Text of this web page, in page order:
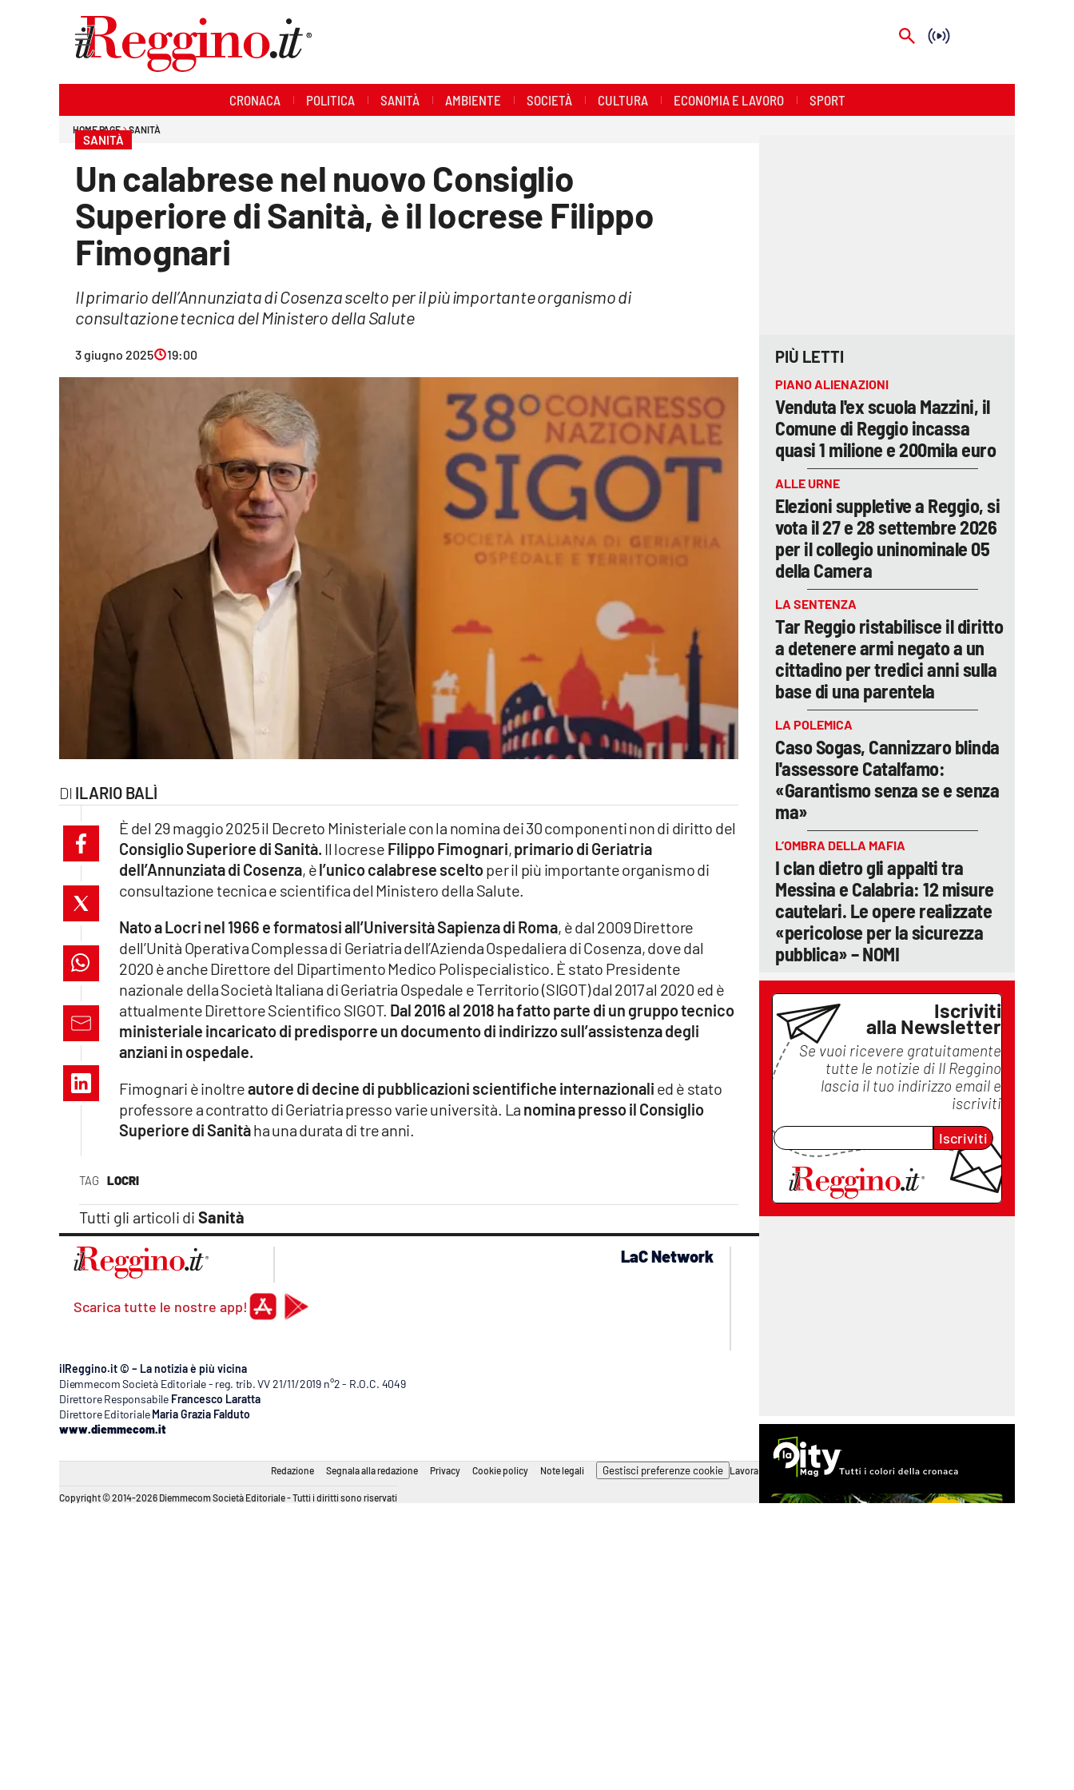
ilvibonese.it
catanzarochannel.it
lacapitalenews.it
CRONACA POLITICA SANITÀ AMBIENTE SOCIETÀ CULTURA ECONOMIA E LAVORO SPORT
HOME PAGE SANITÀ
SANITÀ
Un calabrese nel nuovo Consiglio
Superiore di Sanità, è il locrese Filippo
Fimognari
Il primario dell’Annunziata di Cosenza scelto per il più importante organismo di
consultazione tecnica del Ministero della Salute
3 giugno 2025 19:00
ILARIO BALÌ
TAG LOCRI
Tutti gli articoli di Sanità
È del 29 maggio 2025 il Decreto Ministeriale con la nomina dei 30 componenti non di diritto del
Consiglio Superiore di Sanità. Il locrese Filippo Fimognari,primario di Geriatria
dell’Annunziata di Cosenza, èl’unico calabrese sceltoper il più importante organismo di
consultazione tecnica e scientifica del Ministero della Salute.
Nato a Locri nel 1966 e formatosi all’Università Sapienza di Roma, è dal 2009 Direttore
dell’Unità Operativa Complessa di Geriatria dell’Azienda Ospedaliera di Cosenza, dove dal
2020 è anche Direttore del Dipartimento Medico Polispecialistico. È stato Presidente
nazionale della Società Italiana di Geriatria Ospedale e Territorio (SIGOT) dal 2017 al 2020 ed è
attualmente Direttore Scientifico SIGOT. Dal 2016 al 2018 ha fatto parte di un gruppo tecnico
ministeriale incaricato di predisporre un documento di indirizzo sull’assistenza degli
anziani in ospedale.
Fimognari è inoltreautore di decine di pubblicazioni scientifiche internazionali ed è stato
professore a contratto di Geriatria presso varie università. La nomina presso il Consiglio
Superiore di Sanitàha una durata di tre anni.
PIÙ LETTI
PIANO ALIENAZIONI
Venduta l'ex scuola Mazzini, il
Comune di Reggio incassa
quasi 1 milione e 200mila euro
ALLE URNE
Elezioni suppletive a Reggio, si
vota il 27 e 28 settembre 2026
per il collegio uninominale 05
della Camera
LA SENTENZA
Tar Reggio ristabilisce il diritto
a detenere armi negato a un
cittadino per tredici anni sulla
base di una parentela
LA POLEMICA
Caso Sogas, Cannizzaro blinda
l'assessore Catalfamo:
«Garantismo senza se e senza
ma»
L’OMBRA DELLA MAFIA
I clan dietro gli appalti tra
Messina e Calabria: 12 misure
cautelari. Le opere realizzate
«pericolose per la sicurezza
pubblica» – NOMI
Iscriviti
alla Newsletter
Se vuoi ricevere gratuitamente
tutte le notizie di Il Reggino
lascia il tuo indirizzo email e
iscriviti
Iscriviti
Scarica tutte le nostre app!
LaC Network
ilReggino.it © – La notizia è più vicina
Diemmecom Società Editoriale - reg. trib. VV 21/11/2019 n°2 - R.O.C. 4049
Direttore Responsabile Francesco Laratta
Direttore Editoriale Maria Grazia Falduto
www.diemmecom.it
Redazione Segnala alla redazione Privacy Cookie policy Note legali Gestisci preferenze cookie Lavora con noi
Copyright © 2014-2026 Diemmecom Società Editoriale - Tutti i diritti sono riservati